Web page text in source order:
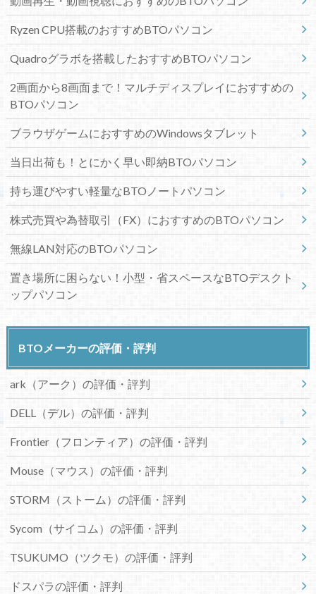
Ryzen CPU搭載のおすすめBTOパソコン
Quadroグラボを搭載したおすすめBTOパソコン
2画面から8画面まで！マルチディスプレイにおすすめの
BTOパソコン
ブラウザゲームにおすすめのWindowsタブレット
当日出荷も！とにかく早い即納BTOパソコン
持ち運びやすい軽量なBTOノートパソコン
株式売買や為替取引（FX）におすすめのBTOパソコン
無線LAN対応のBTOパソコン
置き場所に困らない！小型・省スペースなBTOデスクト
ップパソコン
BTOメーカーの評価・評判
ark（アーク）の評価・評判
DELL（デル）の評価・評判
Frontier（フロンティア）の評価・評判
Mouse（マウス）の評価・評判
STORM（ストーム）の評価・評判
Sycom（サイコム）の評価・評判
TSUKUMO（ツクモ）の評価・評判
ドスパラの評価・評判